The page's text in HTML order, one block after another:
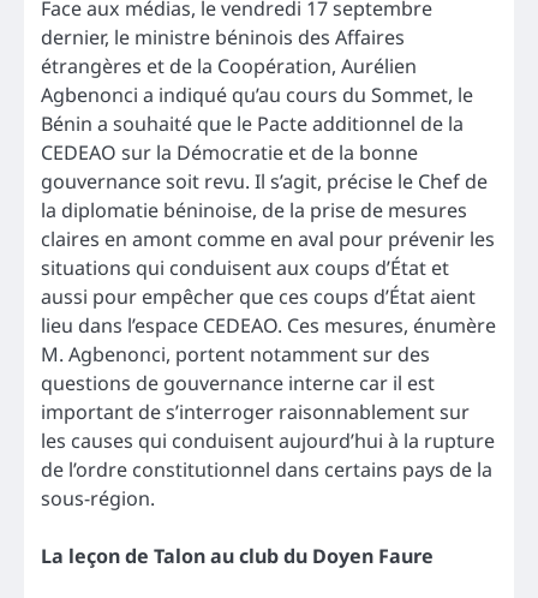
Face aux médias, le vendredi 17 septembre
dernier, le ministre béninois des Affaires
étrangères et de la Coopération, Aurélien
Agbenonci a indiqué qu’au cours du Sommet, le
Bénin a souhaité que le Pacte additionnel de la
CEDEAO sur la Démocratie et de la bonne
gouvernance soit revu. Il s’agit, précise le Chef de
la diplomatie béninoise, de la prise de mesures
claires en amont comme en aval pour prévenir les
situations qui conduisent aux coups d’État et
aussi pour empêcher que ces coups d’État aient
lieu dans l’espace CEDEAO. Ces mesures, énumère
M. Agbenonci, portent notamment sur des
questions de gouvernance interne car il est
important de s’interroger raisonnablement sur
les causes qui conduisent aujourd’hui à la rupture
de l’ordre constitutionnel dans certains pays de la
sous-région.
La leçon de Talon au club du Doyen Faure